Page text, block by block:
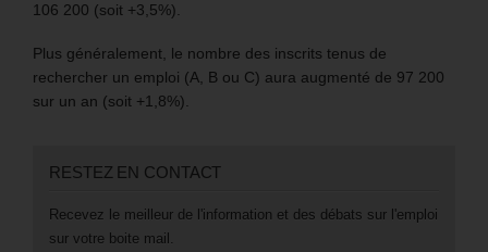
106 200 (soit +3,5%).
Plus généralement, le nombre des inscrits tenus de
rechercher un emploi (A, B ou C) aura augmenté de 97 200
sur un an (soit +1,8%).
RESTEZ EN CONTACT
Recevez le meilleur de l'information et des débats sur l'emploi
sur votre boite mail.